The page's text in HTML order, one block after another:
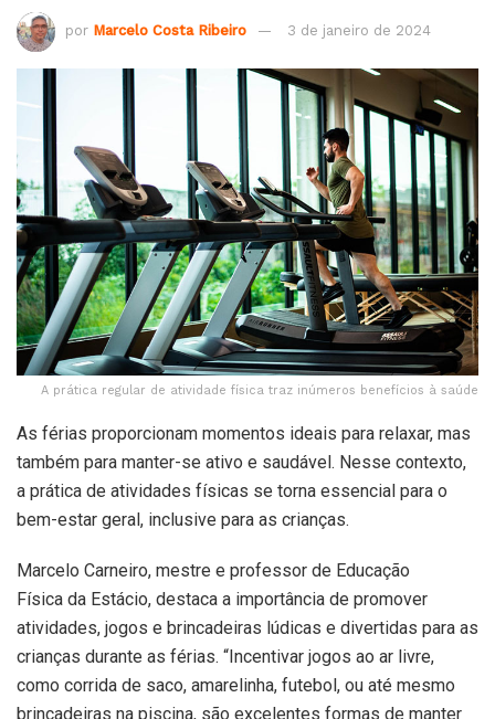
por Marcelo Costa Ribeiro 3 de janeiro de 2024
A prática regular de atividade física traz inúmeros benefícios à saúde
As férias proporcionam momentos ideais para relaxar, mas
também para manter-se ativo e saudável. Nesse contexto,
a prática de atividades físicas se torna essencial para o
bem-estar geral, inclusive para as crianças.
Marcelo Carneiro, mestre e professor de Educação
Física da Estácio, destaca a importância de promover
atividades, jogos e brincadeiras lúdicas e divertidas para as
crianças durante as férias. “Incentivar jogos ao ar livre,
como corrida de saco, amarelinha, futebol, ou até mesmo
brincadeiras na piscina, são excelentes formas de manter